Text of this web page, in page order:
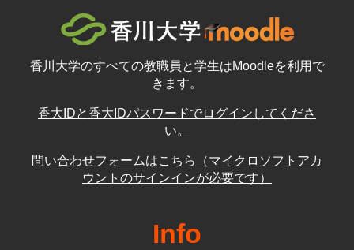
香川大学のすべての教職員と学生はMoodleを利用で
きます。
香大IDと香大IDパスワードでログインしてくださ
い。
問い合わせフォームはこちら（マイクロソフトアカ
ウントのサインインが必要です）
Info